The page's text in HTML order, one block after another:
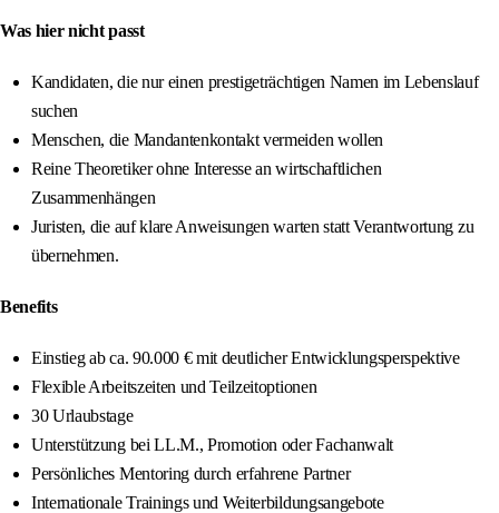
Was hier nicht passt
Kandidaten, die nur einen prestigeträchtigen Namen im Lebenslauf
suchen
Menschen, die Mandantenkontakt vermeiden wollen
Reine Theoretiker ohne Interesse an wirtschaftlichen
Zusammenhängen
Juristen, die auf klare Anweisungen warten statt Verantwortung zu
übernehmen.
Benefits
Einstieg ab ca. 90.000 € mit deutlicher Entwicklungsperspektive
Flexible Arbeitszeiten und Teilzeitoptionen
30 Urlaubstage
Unterstützung bei LL.M., Promotion oder Fachanwalt
Persönliches Mentoring durch erfahrene Partner
Internationale Trainings und Weiterbildungsangebote